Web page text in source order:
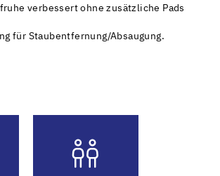
verbessert ohne zusätzliche Pads
für Staubentfernung/Absaugung.